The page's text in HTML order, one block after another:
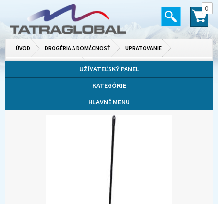
0
ÚVOD DROGÉRIA A DOMÁCNOSŤ UPRATOVANIE
MOPY, METLY, VEDRÁ A INÉUŽÍVATEĽSKÝ PANEL
KATEGÓRIE
HLAVNÉ MENU